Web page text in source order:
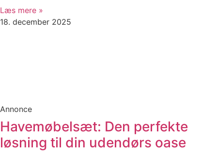
Læs mere »
18. december 2025
Annonce
Havemøbelsæt: Den perfekte
løsning til din udendørs oase